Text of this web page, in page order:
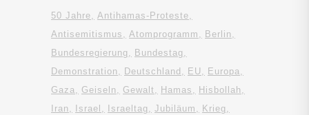
50 Jahre
Antihamas-Proteste
Antisemitismus
Atomprogramm
Berlin
Bundesregierung
Bundestag
Demonstration
Deutschland EU
Europa
Gaza
Geiseln Gewalt Hamas
Hisbollah
Iran
Israel Israeltag Jubiläum
Krieg